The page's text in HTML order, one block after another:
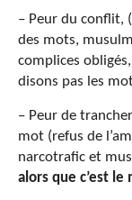
– Peur du conflit,
des mots,
complices
disons pas les
– Peur de
mot (refus de
narcotrafic et
alors que c’est le